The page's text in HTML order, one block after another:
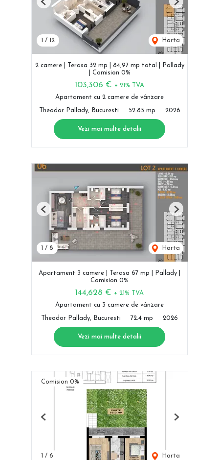
/ 12 Harta
Previous Next
2 camere | Terasa 32 mp | 84,97 mp total | Pallady
| Comision 0%
103,306 € + 21% TVA
Apartament cu 2 camere de vânzare
Theodor Pallady, Bucuresti 52.85 mp 2026
Vezi mai multe detalii
/ 8 Harta
Previous Next
Apartament 3 camere | Terasa 67 mp | Pallady |
Comision 0%
144,628 € + 21% TVA
Apartament cu 3 camere de vânzare
Theodor Pallady, Bucuresti 72.4 mp 2026
Vezi mai multe detalii
Comision 0%
1 / 6 Harta
Previous Next